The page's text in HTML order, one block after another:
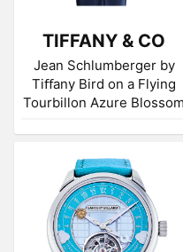
TIFFANY & CO
Jean Schlumberger by
Tiﬀany Bird on a Flying
Tourbillon Azure Blossom